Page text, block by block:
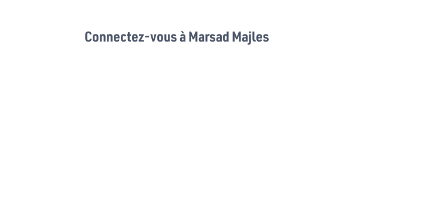
Connectez-vous à Marsad Majles